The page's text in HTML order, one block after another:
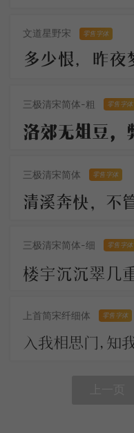
文道星野宋 零售字体
三极清宋简体-粗 零售字体
三极清宋简体 零售字体
三极清宋简体-细 零售字体
上首简宋纤细体 零售字体